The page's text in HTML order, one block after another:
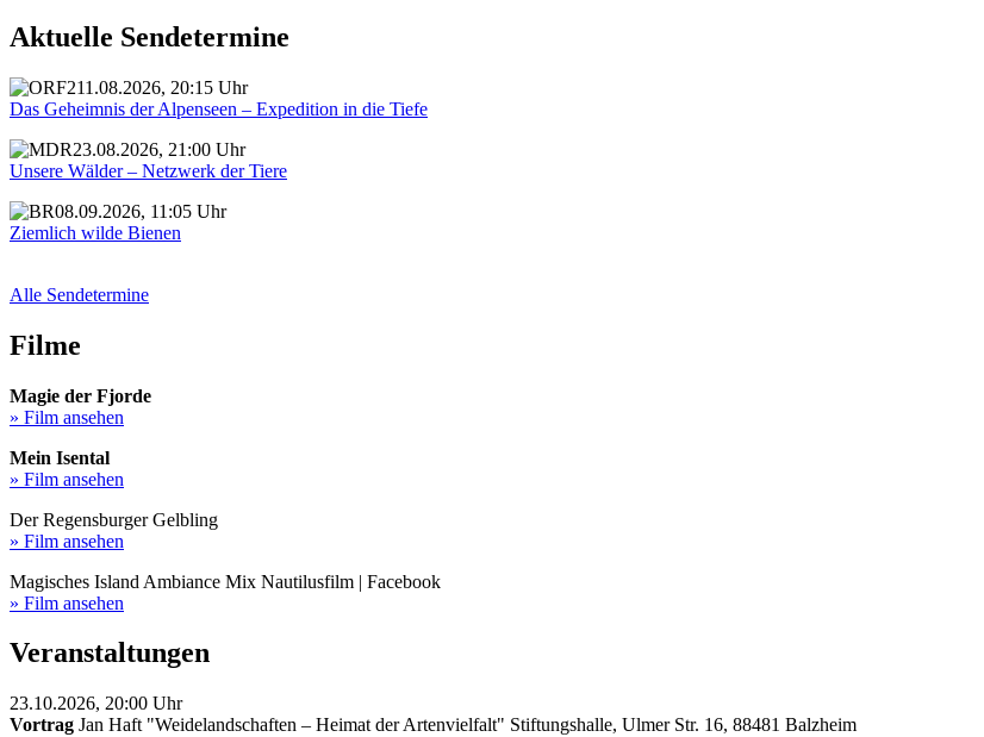
Aktuelle Sendetermine
11.08.2026, 20:15 Uhr
Das Geheimnis der Alpenseen – Expedition in die Tiefe
23.08.2026, 21:00 Uhr
Unsere Wälder – Netzwerk der Tiere
08.09.2026, 11:05 Uhr
Ziemlich wilde Bienen
Alle Sendetermine
Filme
Magie der Fjorde
» Film ansehen
Mein Isental
» Film ansehen
Der Regensburger Gelbling
» Film ansehen
Magisches Island Ambiance Mix Nautilusfilm | Facebook
» Film ansehen
Veranstaltungen
23.10.2026, 20:00 Uhr
Vortrag Jan Haft "Weidelandschaften – Heimat der Artenvielfalt" Stiftungshalle, Ulmer Str. 16, 88481 Balzheim